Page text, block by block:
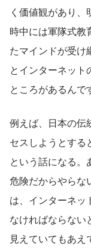
く価値観があり
時中には軍隊式教
たマインドが受け
とインターネット
ところがあるんで
例えば、日本の伝
セスしようとする
という話になる。
危険だからやらな
は、インターネッ
なければならない
見えていてもあ